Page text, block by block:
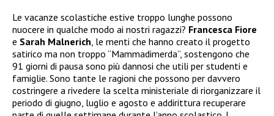
Le vacanze scolastiche estive troppo lunghe possono
nuocere in qualche modo ai nostri ragazzi? Francesca Fiore
e Sarah Malnerich , le menti che hanno creato il progetto
satirico ma non troppo “Mammadimerda”, sostengono che
91 giorni di pausa sono più dannosi che utili per studenti e
famiglie. Sono tante le ragioni che possono per davvero
costringere a rivedere la scelta ministeriale di riorganizzare il
periodo di giugno, luglio e agosto e addirittura recuperare